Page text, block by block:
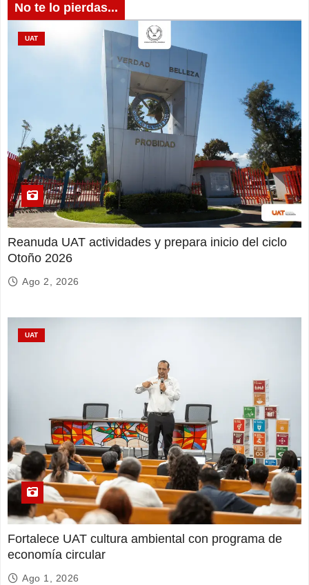
No te lo pierdas...
UAT
Reanuda UAT actividades y prepara inicio del ciclo
Otoño 2026
Ago 2, 2026
UAT
Fortalece UAT cultura ambiental con programa de
economía circular
Ago 1, 2026